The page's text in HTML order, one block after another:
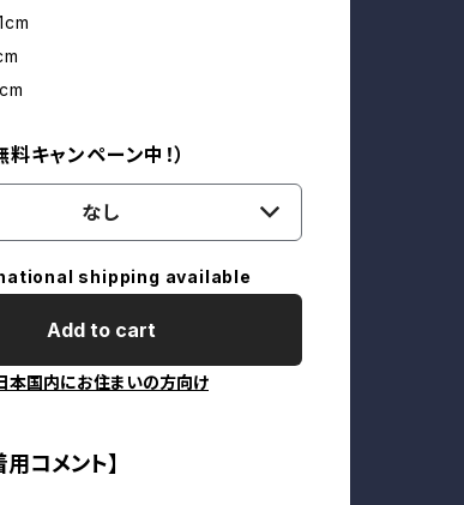
キャンペーン中！）
なし
shipping available
Add to cart
本国内にお住まいの方向け
用コメント】